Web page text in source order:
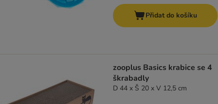
Přidat do košíku
zooplus Basics krabice se 4
škrabadly
D 44 x Š 20 x V 12,5 cm